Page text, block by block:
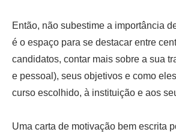
Então, não subestime a importância
é o espaço para se destacar entre
candidatos, contar mais sobre a sua
e pessoal), seus objetivos e como
curso escolhido, à instituição e aos
Uma carta de motivação bem escrita